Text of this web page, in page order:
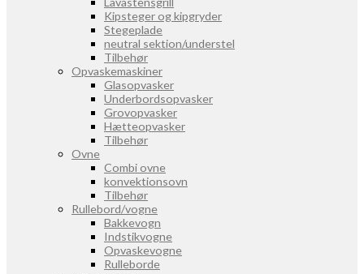
Kipsteger og kipgryder
Stegeplade
neutral sektion/understel
Tilbehør
Opvaskemaskiner
Glasopvasker
Underbordsopvasker
Grovopvasker
Hætteopvasker
Tilbehør
Ovne
Combi ovne
konvektionsovn
Tilbehør
Rullebord/vogne
Bakkevogn
Indstikvogne
Opvaskevogne
Rulleborde